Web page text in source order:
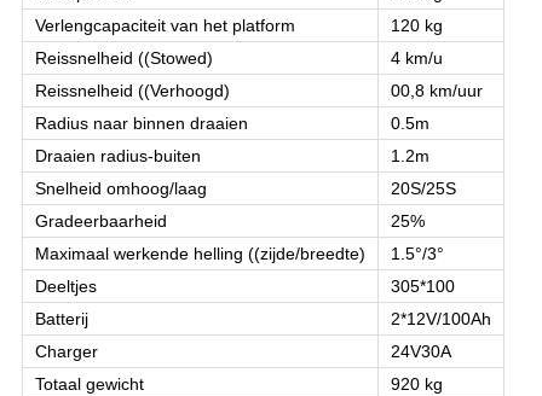
Verlengcapaciteit van het platform
120 kg
Reissnelheid ((Stowed)
4 km/u
Reissnelheid ((Verhoogd)
00,8 km/uur
Radius naar binnen draaien
0.5m
Draaien radius-buiten
1.2m
Snelheid omhoog/laag
20S/25S
Gradeerbaarheid
25%
Maximaal werkende helling ((zijde/breedte)
1.5°/3°
Deeltjes
305*100
Batterij
2*12V/100Ah
Charger
24V30A
Totaal gewicht
920 kg